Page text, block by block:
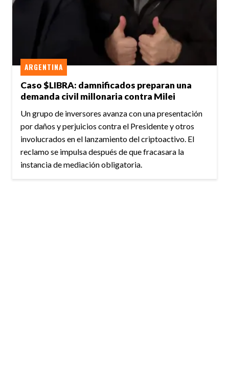
Caso $LIBRA: damnificados preparan una
demanda civil millonaria contra Milei
ARGENTINA
Un grupo de inversores avanza con una presentación
por daños y perjuicios contra el Presidente y otros
involucrados en el lanzamiento del criptoactivo. El
reclamo se impulsa después de que fracasara la
instancia de mediación obligatoria.